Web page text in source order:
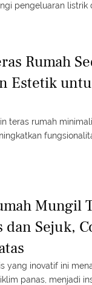
pengeluaran listrik
Rumah
Estetik
teras rumah
Mungil
dan Sejuk,
yang inovatif ini
panas, menjadi